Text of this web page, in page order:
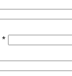
*